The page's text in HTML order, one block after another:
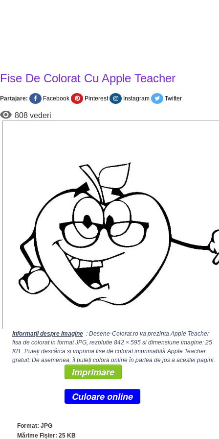
Fise De Colorat Cu Apple Teacher
Partajare: Facebook Pinterest Instagram Twitter
808 vederi
Informații despre imagine : Desene-Colorat.ro va prezinta Apple Teacher
fisa de colorat in format JPG, rezolutie 842 × 595 si dimensiune imagine: 25
KB . Puteți descărca și imprima fise de colorat imprimabilă Apple Teacher
gratuit. De asemenea, îl puteți colora online în partea de jos a acestei pagini.
Imprimare
Culoare online
Format: JPG
Mărime Fișier: 25 KB